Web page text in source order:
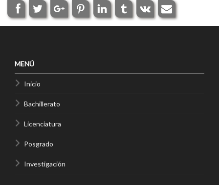
MENÚ
Inicio
Bachillerato
Licenciatura
Posgrado
Investigación